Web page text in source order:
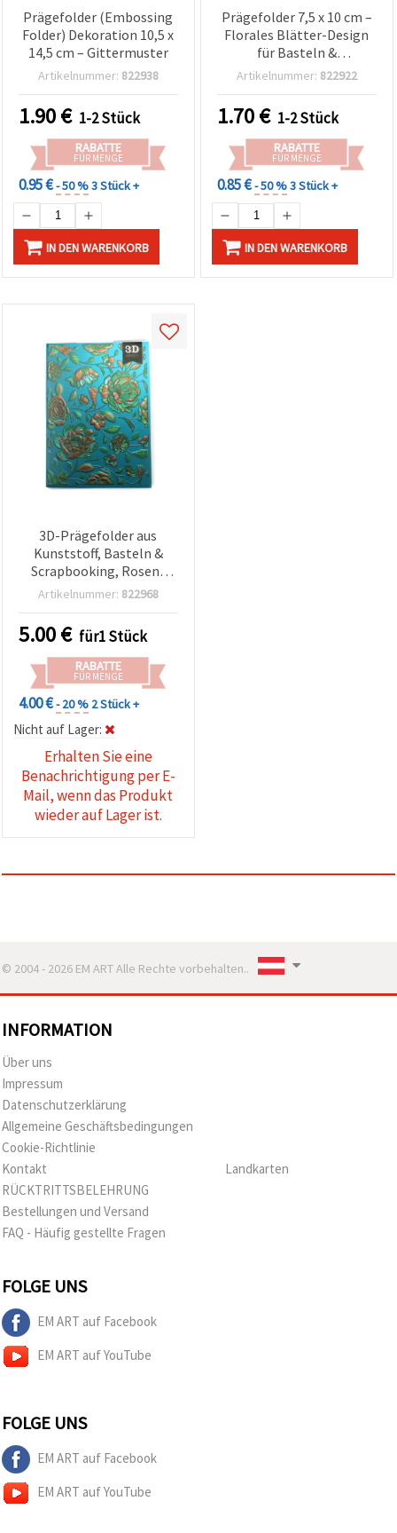
Prägefolder (Embossing
Folder) Dekoration 10,5 x
14,5 cm – Gittermuster
Artikelnummer: 822938
1.90€ 1-2 Stück
RABATTE
FÜR MENGE
0.95 €- 50 %3 Stück +
IN DEN WARENKORB
Prägefolder 7,5 x 10 cm –
Florales Blätter-Design
für Basteln &
Scrapbooking
Artikelnummer: 822922
1.70€ 1-2 Stück
RABATTE
FÜR MENGE
0.85 €- 50 %3 Stück +
IN DEN WARENKORB
3D-Prägefolder aus
Kunststoff, Basteln &
Scrapbooking, Rosen-
Motiv, 12,5 x 17,5 cm
Artikelnummer: 822968
5.00€ für1 Stück
RABATTE
FÜR MENGE
4.00 €- 20 % 2 Stück +
Nicht auf Lager:
Erhalten Sie eine
Benachrichtigung per E-
Mail, wenn das Produkt
wieder auf Lager ist.
© 2004 - 2026 EM ART Alle Rechte vorbehalten..
INFORMATION
Über uns
Impressum
Datenschutzerklärung
Allgemeine Geschäftsbedingungen
Cookie-Richtlinie
Kontakt
RÜCKTRITTSBELEHRUNG
Bestellungen und Versand
FAQ - Häufig gestellte Fragen
Landkarten
FOLGE UNS
EM ART auf Facebook
EM ART auf YouTube
FOLGE UNS
EM ART auf Facebook
EM ART auf YouTube